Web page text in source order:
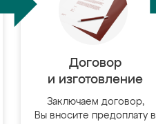
Договор
и изготовление
Заключаем договор,
Вы вносите предоплату в